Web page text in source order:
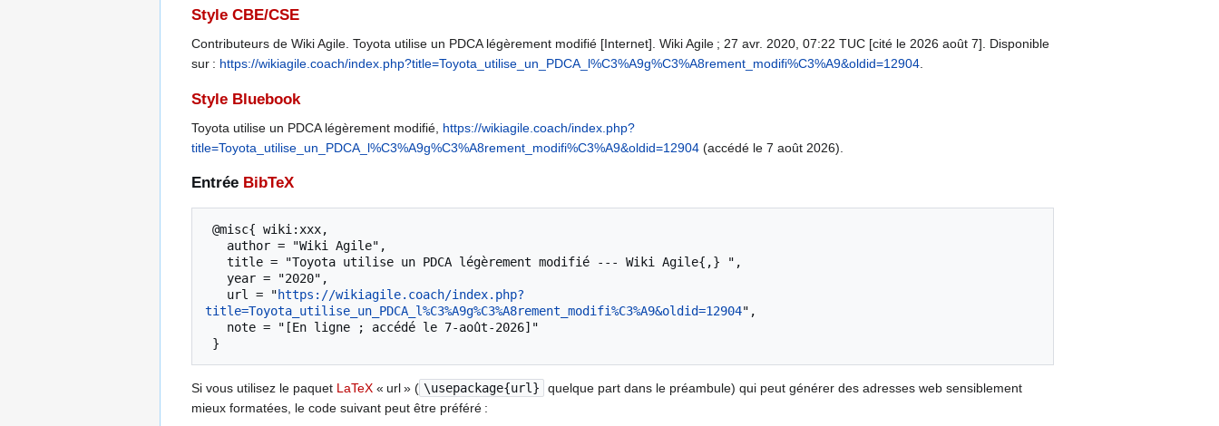
Style CBE/CSE
Contributeurs de Wiki Agile. Toyota utilise un PDCA légèrement modifié [Internet]. Wiki Agile ; 27 avr. 2020, 07:22 TUC [cité le 2026 août 7]. Disponible
sur : https://wikiagile.coach/index.php?title=Toyota_utilise_un_PDCA_l%C3%A9g%C3%A8rement_modifi%C3%A9&oldid=12904
Style Bluebook
Toyota utilise un PDCA légèrement modifié, https://wikiagile.coach/index.php?
title=Toyota_utilise_un_PDCA_l%C3%A9g%C3%A8rement_modifi%C3%A9&oldid=12904 (accédé le 7 août 2026).
Entrée BibTeX
   url = "
https://wikiagile.coach/index.php?
title=Toyota_utilise_un_PDCA_l%C3%A9g%C3%A8rement_modifi%C3%A9&oldid=12904",
Si vous utilisez le paquet LaTeX « url » ( \usepackage{url}
quelque part dans le préambule) qui peut générer des adresses web sensiblement
mieux formatées, le code suivant peut être préféré :